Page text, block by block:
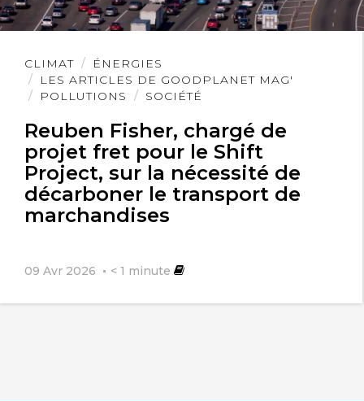
CLIMAT
ÉNERGIES
LES ARTICLES DE GOODPLANET MAG'
POLLUTIONS
SOCIÉTÉ
Reuben Fisher, chargé de
projet fret pour le Shift
Project, sur la nécessité de
décarboner le transport de
marchandises
09 Avr 2026 < 1 minute
Lire
l'article